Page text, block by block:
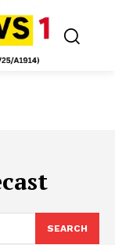
SEARCH